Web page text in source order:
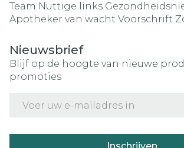
Team Nuttige links
Apotheker van wacht Voorschrift
Nieuwsbrief
Blijf op de hoogte van nieuwe
promoties